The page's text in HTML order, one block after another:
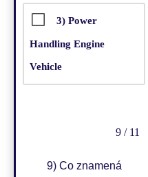
3) Power
Handling Engine
Vehicle
9 / 11
9) Co znamená